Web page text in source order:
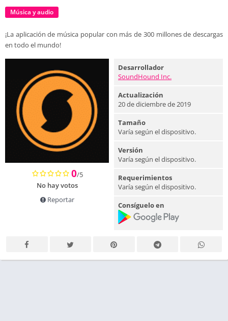
Música y audio
¡La aplicación de música popular con más de 300 millones de descargas
en todo el mundo!
0/5
No hay votos
Reportar
Desarrollador
SoundHound Inc.
Actualización
20 de diciembre de 2019
Tamaño
Varía según el dispositivo.
Versión
Varía según el dispositivo.
Requerimientos
Varía según el dispositivo.
Consíguelo en